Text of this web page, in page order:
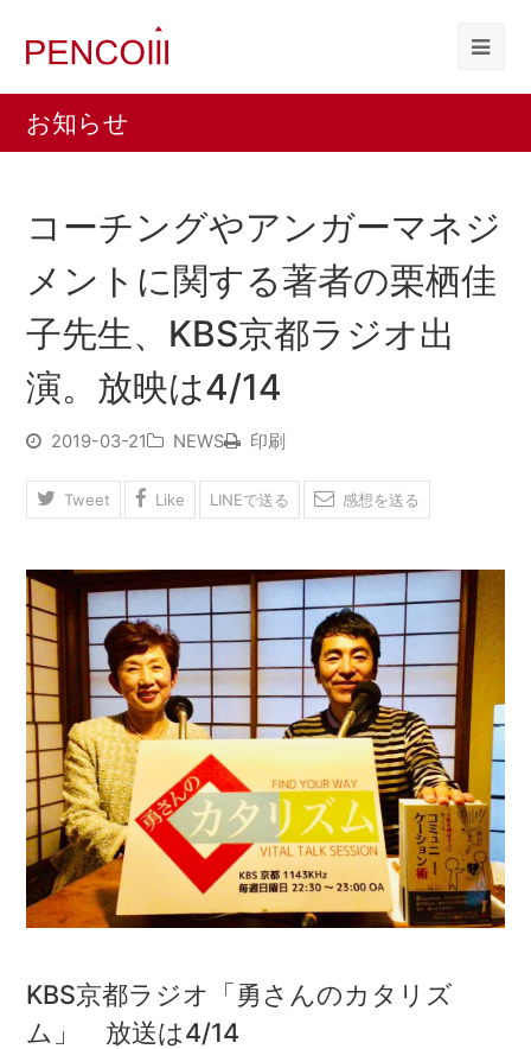
お知らせ
コーチングやアンガーマネジ
メントに関する著者の栗栖佳
子先生、KBS京都ラジオ出
演。放映は4/14
2019-03-21 NEWS 印刷
Tweet Like LINEで送る 感想を送る
KBS京都ラジオ「勇さんのカタリズ
ム」 放送は4/14